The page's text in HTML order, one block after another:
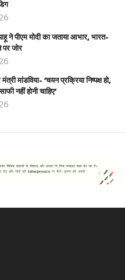
ने पीएम मोदी का जताया आभार, भारत-
जोर
मांडविया- ‘चयन प्रक्रिया निष्पक्ष हो,
नहीं होनी चाहिए’